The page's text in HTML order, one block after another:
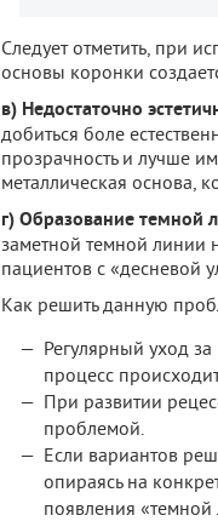
Следует отметить, при
основы коронки
в) Недостаточно
добиться боле
прозрачность и лучше
металлическая основа,
г) Образование темной
заметной темной линии
пациентов с «десневой
Как решить данную
Регулярный уход
процесс
При развитии
проблемой.
Если вариантов
опираясь на
появления «темной